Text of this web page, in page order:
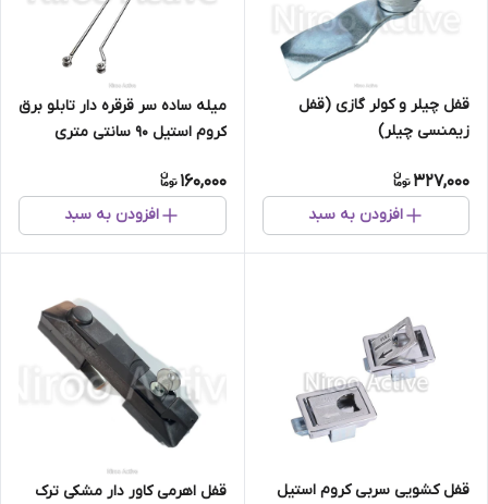
قفل چیلر و کولر گازی (قفل
زیمنسی چیلر)
327,000
افزودن به سبد
میله ساده سر قرقره دار تابلو برق
کروم استیل ۹۰ سانتی متری
160,000
افزودن به سبد
قفل کشویی سربی کروم استیل
قفل اهرمی کاور دار مشکی ترک